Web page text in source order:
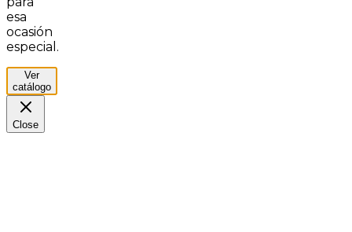
esa
ocasión
especial.
Ver
catálogo
Close